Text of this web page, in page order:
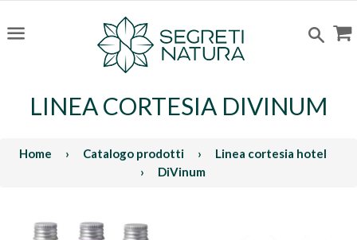
LINEA CORTESIA DIVINUM
Home › Catalogo prodotti ›
Linea cortesia hotel
›
DiVinum